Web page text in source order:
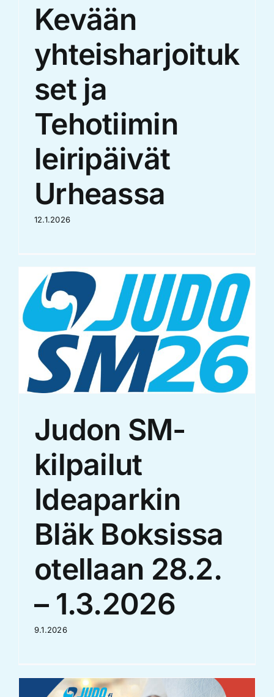
Kevään
yhteisharjoituk
set ja
Tehotiimin
leiripäivät
Urheassa
12.1.2026
Judon SM-
kilpailut
Ideaparkin
Bläk Boksissa
otellaan 28.2.
– 1.3.2026
9.1.2026